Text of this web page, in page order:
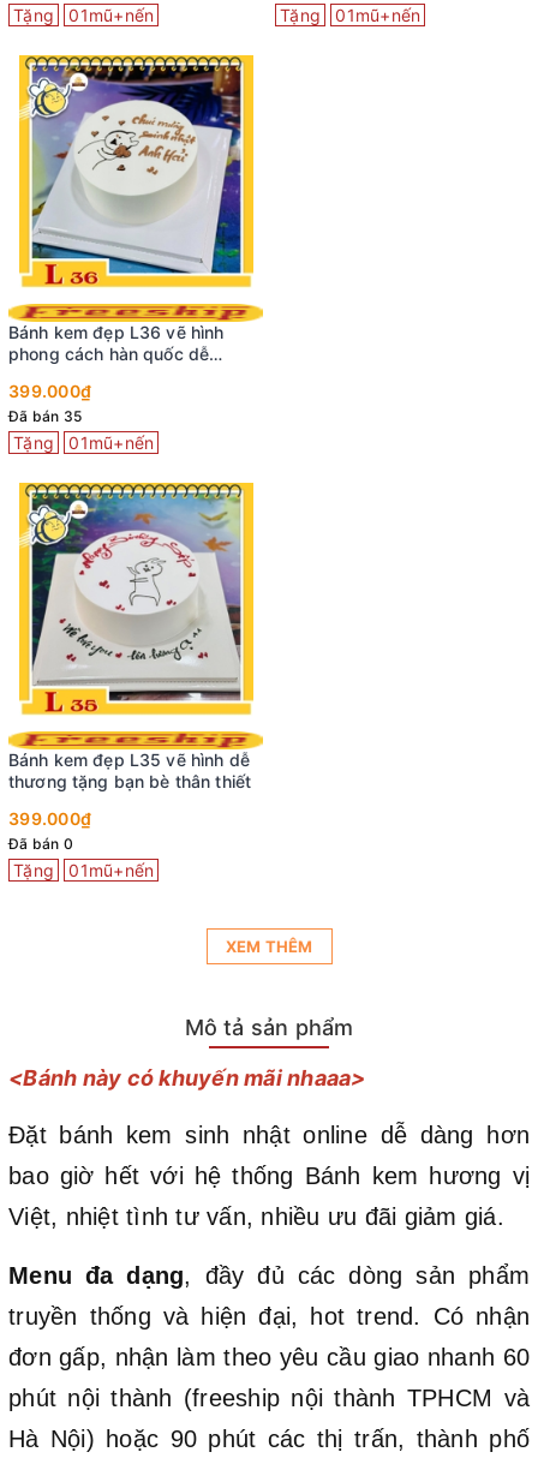
Tặng 01mũ+nến
Bánh kem đẹp L36 vẽ hình
phong cách hàn quốc dễ
399.000₫
Đã bán 35
Tặng 01mũ+nến
Bánh kem đẹp L35 vẽ hình dễ
thương tặng bạn bè thân thiết
399.000₫
Đã bán 0
Tặng 01mũ+nến
Tặng 01mũ+nến
XEM THÊM
Mô tả sản phẩm
<Bánh này có khuyến mãi nhaaa>
Đặt bánh kem sinh nhật online dễ dàng hơn
bao giờ hết với hệ thống Bánh kem hương vị
Việt, nhiệt tình tư vấn, nhiều ưu đãi giảm giá.
Menu đa dạng, đầy đủ các dòng sản phẩm
truyền thống và hiện đại, hot trend. Có nhận
đơn gấp, nhận làm theo yêu cầu giao nhanh 60
phút nội thành (freeship nội thành TPHCM và
Hà Nội) hoặc 90 phút các thị trấn, thành phố